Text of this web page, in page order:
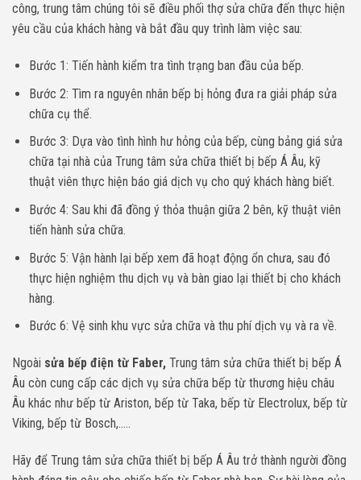
công, trung tâm chúng tôi sẽ điều phối thợ sửa chữa đến thực hiện
yêu cầu của khách hàng và bắt đầu quy trình làm việc sau:
Bước 1: Tiến hành kiểm tra tình trạng ban đầu của bếp.
Bước 2: Tìm ra nguyên nhân bếp bị hỏng đưa ra giải pháp sửa
chữa cụ thể.
Bước 3: Dựa vào tình hình hư hỏng của bếp, cùng bảng giá sửa
chữa tại nhà của Trung tâm sửa chữa thiết bị bếp Á Âu, kỹ
thuật viên thực hiện báo giá dịch vụ cho quý khách hàng biết.
Bước 4: Sau khi đã đồng ý thỏa thuận giữa 2 bên, kỹ thuật viên
tiến hành sửa chữa.
Bước 5: Vận hành lại bếp xem đã hoạt động ổn chưa, sau đó
thực hiện nghiệm thu dịch vụ và bàn giao lại thiết bị cho khách
hàng.
Bước 6: Vệ sinh khu vực sửa chữa và thu phí dịch vụ và ra về.
Ngoài sửa bếp điện từ Faber, Trung tâm sửa chữa thiết bị bếp Á
Âu còn cung cấp các dịch vụ sửa chữa bếp từ thương hiệu châu
Âu khác như bếp từ Ariston, bếp từ Taka, bếp từ Electrolux, bếp từ
Viking, bếp từ Bosch,.….
Hãy để Trung tâm sửa chữa thiết bị bếp Á Âu trở thành người đồng